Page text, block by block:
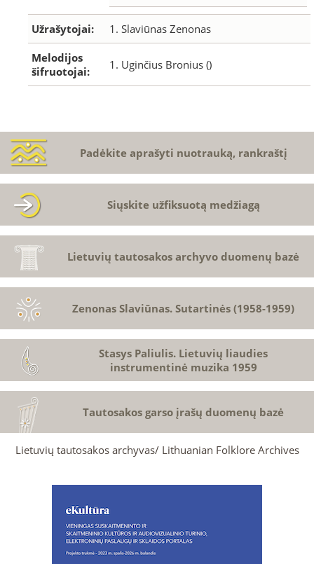
Užrašytojai: 1. Slaviūnas Zenonas
Melodijos
šifruotojai:
1. Uginčius Bronius ()
Padėkite aprašyti nuotrauką, rankraštį
Siųskite užfiksuotą medžiagą
Lietuvių tautosakos archyvo duomenų bazė
Zenonas Slaviūnas. Sutartinės (1958-1959)
Stasys Paliulis. Lietuvių liaudies
instrumentinė muzika 1959
Tautosakos garso įrašų duomenų bazė
Lietuvių tautosakos archyvas/ Lithuanian Folklore Archives